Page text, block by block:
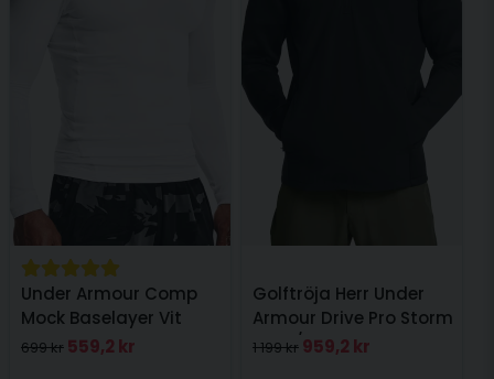
Under Armour Comp
Mock Baselayer Vit
699 kr 559,2 kr
Golftröja Herr Under
Armour Drive Pro Storm
Hyb 1/2 Zip Svart
1 199 kr 959,2 kr